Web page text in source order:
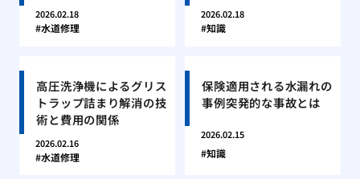
2026.02.18
水道修理
2026.02.18
知識
高圧洗浄機によるグリス
トラップ詰まり解消の技
術と費用の関係
2026.02.16
水道修理
保険適用される水漏れの
事例突発的な事故とは
2026.02.15
知識